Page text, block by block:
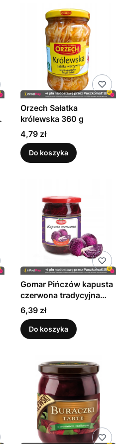
Orzech Sałatka
królewska 360 g
Cena
4,79 zł
Do koszyka
Gomar Pińczów kapusta
czerwona tradycyjna
480g
Cena
6,39 zł
Do koszyka